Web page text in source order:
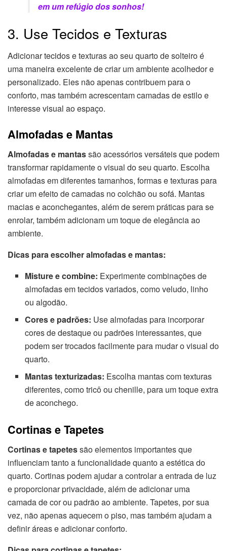
em um refúgio dos sonhos!
3. Use Tecidos e Texturas
Adicionar tecidos e texturas ao seu quarto de solteiro é
uma maneira excelente de criar um ambiente acolhedor e
personalizado. Eles não apenas contribuem para o
conforto, mas também acrescentam camadas de estilo e
interesse visual ao espaço.
Almofadas e Mantas
Almofadas e mantassão acessórios versáteis que podem
transformar rapidamente o visual do seu quarto. Escolha
almofadas em diferentes tamanhos, formas e texturas para
criar um efeito de camadas no colchão ou sofá. Mantas
macias e aconchegantes, além de serem práticas para se
enrolar, também adicionam um toque de elegância ao
ambiente.
Dicas para escolher almofadas e mantas:
Misture e combine: Experimente combinações de
almofadas em tecidos variados, como veludo, linho
ou algodão.
Cores e padrões: Use almofadas para incorporar
cores de destaque ou padrões interessantes, que
podem ser trocados facilmente para mudar o visual do
quarto.
Mantas texturizadas: Escolha mantas com texturas
diferentes, como tricô ou chenille, para um toque extra
de aconchego.
Cortinas e Tapetes
Cortinas e tapetessão elementos importantes que
influenciam tanto a funcionalidade quanto a estética do
quarto. Cortinas podem ajudar a controlar a entrada de luz
e proporcionar privacidade, além de adicionar uma
camada de cor ou padrão ao ambiente. Tapetes, por sua
vez, não apenas aquecem o piso, mas também ajudam a
definir áreas e adicionar conforto.